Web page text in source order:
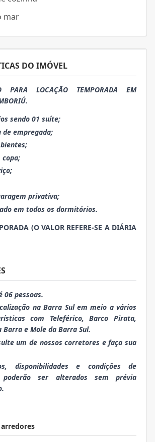
mar
DO IMÓVEL
PARA LOCAÇÃO TEMPORADA EM
sendo 01 suíte;
de empregada;
copa;
privativa;
em todos os dormitórios.
(O VALOR REFERE-SE A DIÁRIA
06 pessoas.
na Barra Sul em meio a vários
com Teleférico, Barco Pirata,
Barra e Mole da Barra Sul.
um de nossos corretores e faça sua
disponibilidades e condições de
poderão ser alterados sem prévia